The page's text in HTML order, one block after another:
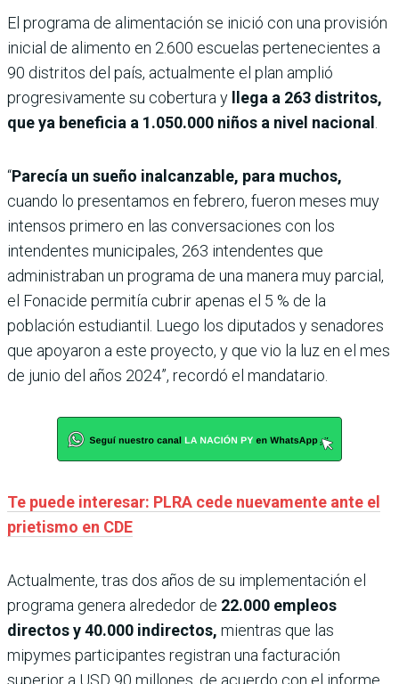
El programa de alimentación se inició con una provisión
inicial de alimento en 2.600 escuelas pertenecientes a
90 distritos del país, actualmente el plan amplió
progresivamente su cobertura y
llega a 263 distritos,
que ya beneficia a 1.050.000 niños a nivel nacional .
“Parecía un sueño inalcanzable, para muchos,
cuando lo presentamos en febrero, fueron meses muy
intensos primero en las conversaciones con los
intendentes municipales, 263 intendentes que
administraban un programa de una manera muy parcial,
el Fonacide permitía cubrir apenas el 5 % de la
población estudiantil. Luego los diputados y senadores
que apoyaron a este proyecto, y que vio la luz en el mes
de junio del años 2024”, recordó el mandatario.
Te puede interesar: PLRA cede nuevamente ante el
prietismo en CDE
Actualmente, tras dos años de su implementación el
programa genera alrededor de 22.000 empleos
directos y 40.000 indirectos, mientras que las
mipymes participantes registran una facturación